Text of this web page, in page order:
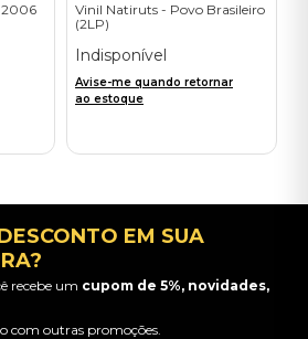
2006
Vinil Natiruts - Povo Brasileiro
(2LP)
Indisponível
Avise-me quando retornar
ao estoque
EM SUA
recebe um cupom de 5%, novidades,
com outras promoções.